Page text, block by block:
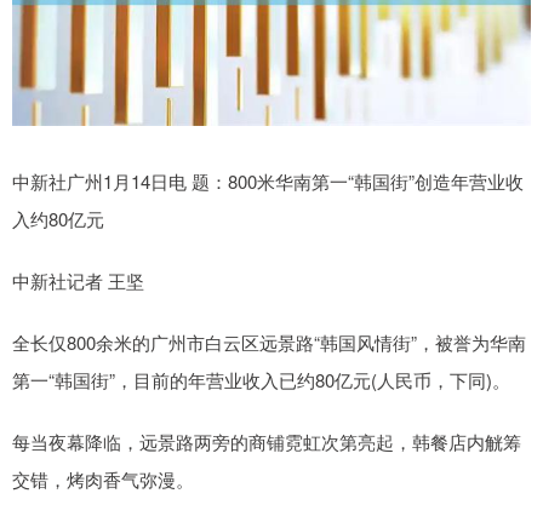
中新社广州1月14日电 题：800米华南第一“韩国街”创造年营业收
入约80亿元
中新社记者 王坚
全长仅800余米的广州市白云区远景路“韩国风情街”，被誉为华南
第一“韩国街”，目前的年营业收入已约80亿元(人民币，下同)。
每当夜幕降临，远景路两旁的商铺霓虹次第亮起，韩餐店内觥筹
交错，烤肉香气弥漫。